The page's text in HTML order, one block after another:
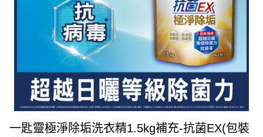
一匙靈極淨除垢洗衣精1.5kg補充-抗菌EX(包裝